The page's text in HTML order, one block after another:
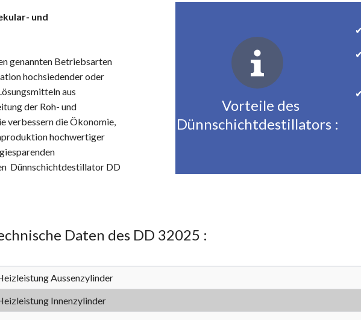
und
genannten Betriebsarten
hochsiedender oder
aus
der Roh- und
verbessern die Ökonomie,
hochwertiger
Dünnschichtdestillator DD
Vorteile des
Dünnschichtdestillators :
Daten des DD 32025 :
Aussenzylinder
Innenzylinder